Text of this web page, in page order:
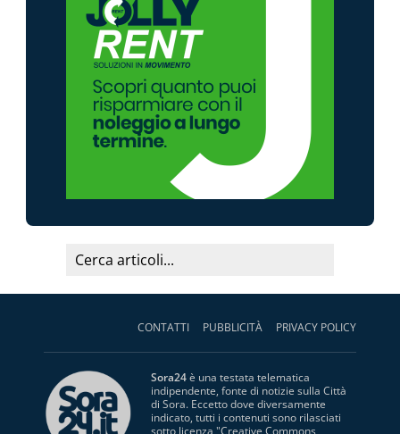
CONTATTI PUBBLICITÀ PRIVACY POLICY
Sora24è una testata telematica
indipendente, fonte di notizie sulla Città
di Sora. Eccetto dove diversamente
indicato, tutti i contenuti sono rilasciati